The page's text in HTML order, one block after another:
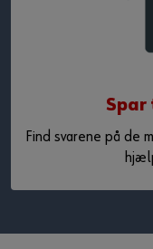
Spar
Find svarene på de